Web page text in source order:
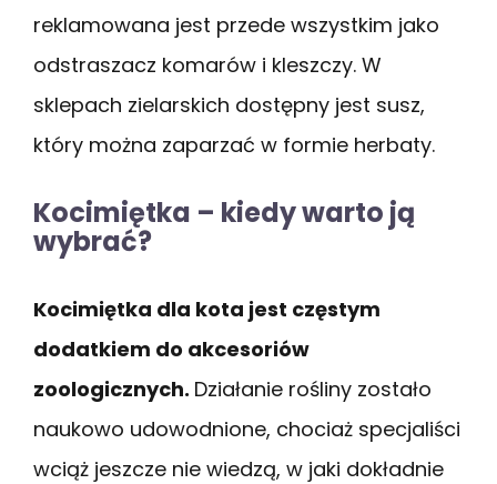
reklamowana jest przede wszystkim jako
odstraszacz komarów i kleszczy. W
sklepach zielarskich dostępny jest susz,
który można zaparzać w formie herbaty.
Kocimiętka – kiedy warto ją
wybrać?
Kocimiętka dla kota jest częstym
dodatkiem do akcesoriów
zoologicznych. Działanie rośliny zostało
naukowo udowodnione, chociaż specjaliści
wciąż jeszcze nie wiedzą, w jaki dokładnie